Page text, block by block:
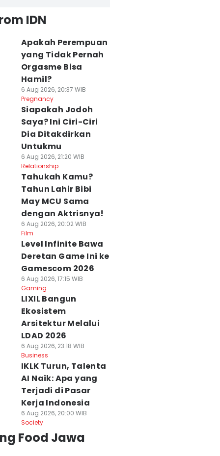
IDN
Apakah Perempuan
yang Tidak Pernah
Orgasme Bisa
Hamil?
6 Aug 2026, 20:37 WIB
Pregnancy
Siapakah Jodoh
Saya? Ini Ciri-Ciri
Dia Ditakdirkan
Untukmu
6 Aug 2026, 21:20 WIB
Relationship
Tahukah Kamu?
Tahun Lahir Bibi
May MCU Sama
dengan Aktrisnya!
6 Aug 2026, 20:02 WIB
Film
Level Infinite Bawa
Deretan Game Ini ke
Gamescom 2026
6 Aug 2026, 17:15 WIB
Gaming
LIXIL Bangun
Ekosistem
Arsitektur Melalui
LDAD 2026
6 Aug 2026, 23:18 WIB
Business
IKLK Turun, Talenta
AI Naik: Apa yang
Terjadi di Pasar
Kerja Indonesia
6 Aug 2026, 20:00 WIB
Society
Food Jawa